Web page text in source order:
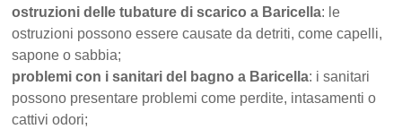
ostruzioni delle tubature di scarico a Baricella: le
ostruzioni possono essere causate da detriti, come capelli,
sapone o sabbia;
problemi con i sanitari del bagno a Baricella: i sanitari
possono presentare problemi come perdite, intasamenti o
cattivi odori;